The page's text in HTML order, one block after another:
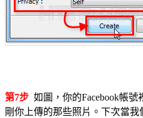
第7步 如圖，你的Facebook帳
剛你上傳的那些照片。下次當我